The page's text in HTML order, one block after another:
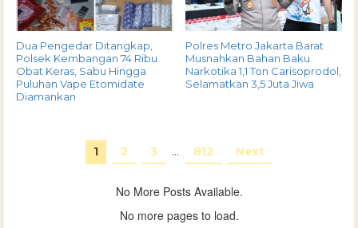
Dua Pengedar Ditangkap,
Polsek Kembangan 74 Ribu
Obat Keras, Sabu Hingga
Puluhan Vape Etomidate
Diamankan
Polres Metro Jakarta Barat
Musnahkan Bahan Baku
Narkotika 1,1 Ton Carisoprodol,
Selamatkan 3,5 Juta Jiwa
1 2 3 … 812 Next
No More Posts Available.
No more pages to load.